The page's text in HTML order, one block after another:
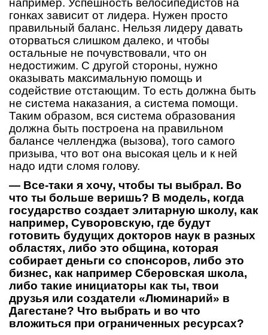
например. Успешность велосипедистов на
гонках зависит от лидера. Нужен просто
правильный баланс. Нельзя лидеру давать
оторваться слишком далеко, и чтобы
остальные не почувствовали, что он
недостижим. С другой стороны, нужно
оказывать максимальную помощь и
содействие отстающим. То есть должна быть
не система наказания, а система помощи.
Таким образом, вся система образования
должна быть построена на правильном
балансе челленджа (вызова), того самого
призыва, что вот она высокая цель и к ней
надо идти сломя голову.
— Все-таки я хочу, чтобы ты выбрал. Во
что ты больше веришь? В модель, когда
государство создает элитарную школу, как
например, Суворовскую, где будут
готовить будущих докторов наук в разных
областях, либо это община, которая
собирает деньги со спонсоров, либо это
бизнес, как например Сберовская школа,
либо такие инициаторы как ты, твои
друзья или создатели «Люминарий» в
Дагестане? Что выбрать и во что
вложиться при ограниченных ресурсах?